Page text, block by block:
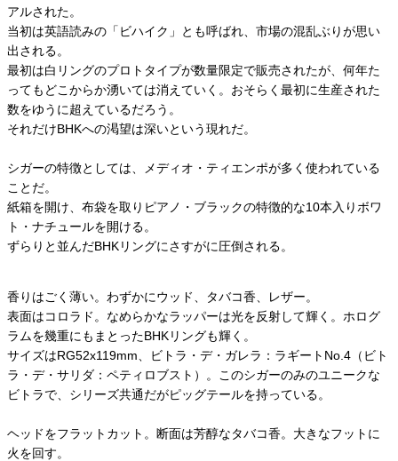
アルされた。
当初は英語読みの「ビハイク」とも呼ばれ、市場の混乱ぶりが思い
出される。
最初は白リングのプロトタイプが数量限定で販売されたが、何年た
ってもどこからか湧いては消えていく。おそらく最初に生産された
数をゆうに超えているだろう。
それだけBHKへの渇望は深いという現れだ。
シガーの特徴としては、メディオ・ティエンポが多く使われている
ことだ。
紙箱を開け、布袋を取りピアノ・ブラックの特徴的な10本入りボワ
ト・ナチュールを開ける。
ずらりと並んだBHKリングにさすがに圧倒される。
香りはごく薄い。わずかにウッド、タバコ香、レザー。
表面はコロラド。なめらかなラッパーは光を反射して輝く。ホログ
ラムを幾重にもまとったBHKリングも輝く。
サイズはRG52x119mm、ビトラ・デ・ガレラ：ラギートNo.4（ビト
ラ・デ・サリダ：ペティロブスト）。このシガーのみのユニークな
ビトラで、シリーズ共通だがピッグテールを持っている。
ヘッドをフラットカット。断面は芳醇なタバコ香。大きなフットに
火を回す。